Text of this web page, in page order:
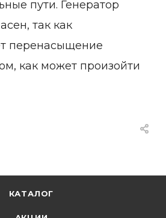
пути. Генератор
так как
перенасыщение
как может произойти
КАТАЛОГ